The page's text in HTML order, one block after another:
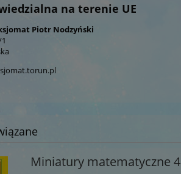
na terenie UE
Piotr Nodzyński
Miniatury matematyczne 4